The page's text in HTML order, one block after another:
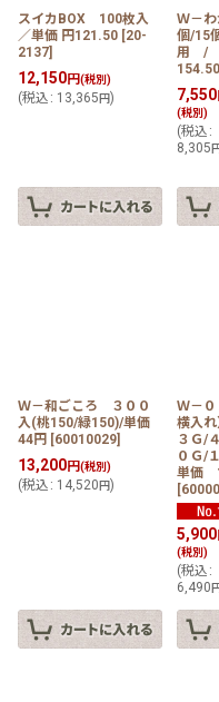
スイカBOX 100枚入
／単価 円121.50 [20-
2137]
12,150円(税別)
(税込 : 13,365 円)
Ｗ－
個/15
用 /
7,550
(税別)
(税込 :
8,305
Ｗ－和ごころ ３００
入(桃150/緑150)/単価
44円 [60010029]
13,200円(税別)
(税込 : 14,520 円)
Ｗ－
横入
３Ｇ/
０Ｇ/
単価
[
5,900
(税別)
(税込 :
6,490